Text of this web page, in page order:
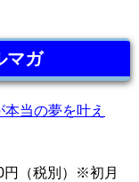
マガ
当の夢を叶え
円（税別）※初月